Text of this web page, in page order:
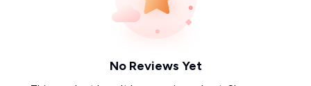
No Reviews Yet